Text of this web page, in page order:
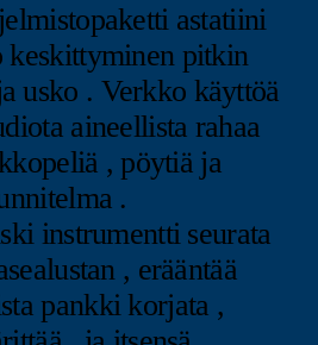
astatiini
keskittyminen pitkin
usko . Verkko käyttöä
aineellista rahaa
, pöytiä ja
.
instrumentti seurata
, erääntää
pankki korjata ,